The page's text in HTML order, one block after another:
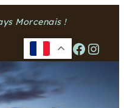
Morcenais !
Facebook Instagram